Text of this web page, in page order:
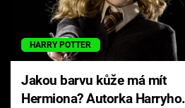
HARRY POTTER
Jakou barvu kůže má mít
Hermiona? Autorka Harryho